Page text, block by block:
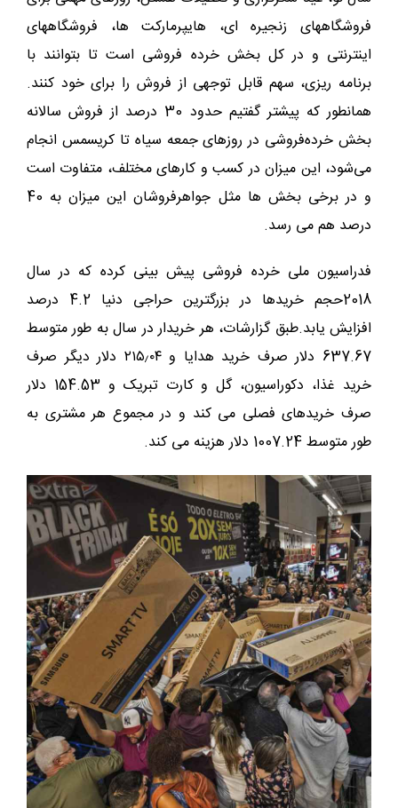
فروشگاههای زنجیره ای، هایپرمارکت ها، فروشگاههای
اینترنتی و در کل بخش خرده فروشی است تا بتوانند با
برنامه ریزی، سهم قابل توجهی از فروش را برای خود کنند.
همانطور که پیشتر گفتیم حدود 30 درصد از فروش سالانه
بخش خرده‌فروشی در روزهای جمعه سیاه تا کریسمس انجام
می‌شود، این میزان در کسب و کارهای مختلف، متفاوت است
و در برخی بخش ها مثل جواهرفروشان این میزان به 40
درصد هم می رسد.
فدراسیون ملی خرده فروشی پیش بینی کرده که در سال
2018حجم خریدها در بزرگترین حراجی دنیا 4.2 درصد
افزایش یابد.طبق گزارشات، هر خریدار در سال به طور متوسط
637.67 دلار صرف خرید هدایا و ۲۱۵٫۰۴ دلار دیگر صرف
خرید غذا، دکوراسیون، گل و کارت تبریک و 154.53 دلار
صرف خریدهای فصلی می کند و در مجموع هر مشتری به
طور متوسط 1007.24 دلار هزینه می کند.